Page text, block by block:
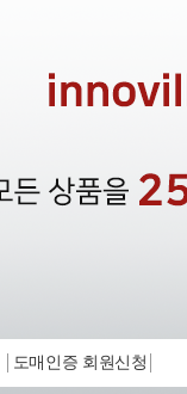
도매인증 회원신청